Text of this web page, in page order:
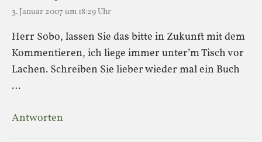
3. Januar 2007 um 18:29 Uhr
Herr Sobo, lassen Sie das bitte in Zukunft mit dem
Kommentieren, ich liege immer unter’m Tisch vor
Lachen. Schreiben Sie lieber wieder mal ein Buch
…
Antworten